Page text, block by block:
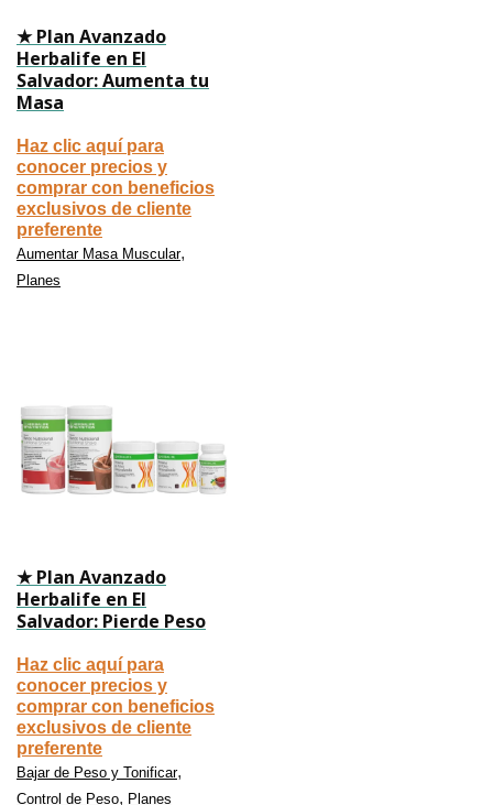
★ Plan Avanzado
Herbalife en El
Salvador: Aumenta tu
Masa
Haz clic aquí para
conocer precios y
comprar con beneficios
exclusivos de cliente
preferente
Aumentar Masa Muscular,
Planes
★ Plan Avanzado
Herbalife en El
Salvador: Pierde Peso
Haz clic aquí para
conocer precios y
comprar con beneficios
exclusivos de cliente
preferente
Bajar de Peso y Tonificar,
Control de Peso, Planes